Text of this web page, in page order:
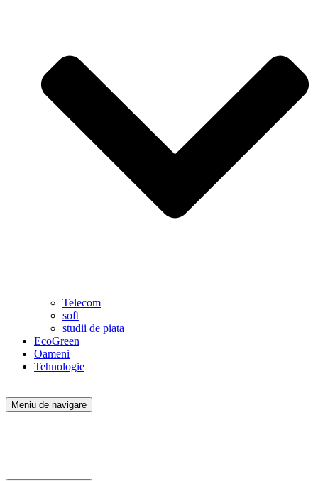
Telecom
soft
studii de piata
EcoGreen
Oameni
Tehnologie
Meniu de navigare